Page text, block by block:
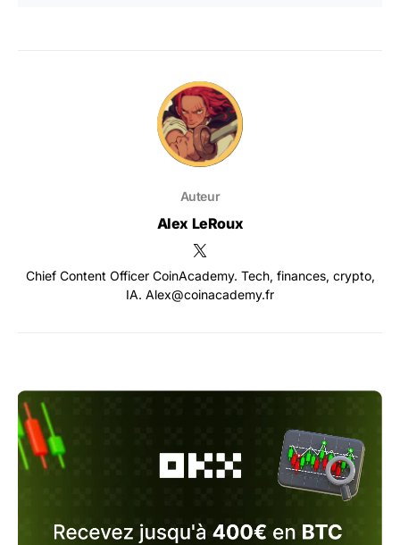
Auteur
Alex LeRoux
Chief Content Officer CoinAcademy. Tech, finances, crypto,
IA. Alex@coinacademy.fr